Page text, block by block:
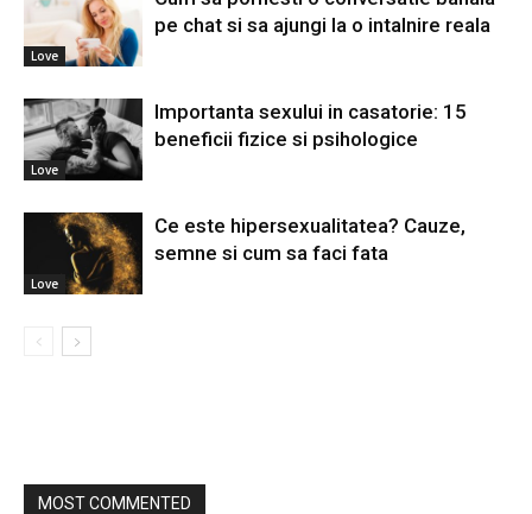
Love
pe chat si sa ajungi la o intalnire reala
Love
Importanta sexului in casatorie: 15
beneficii fizice si psihologice
Love
Ce este hipersexualitatea? Cauze,
semne si cum sa faci fata
MOST COMMENTED